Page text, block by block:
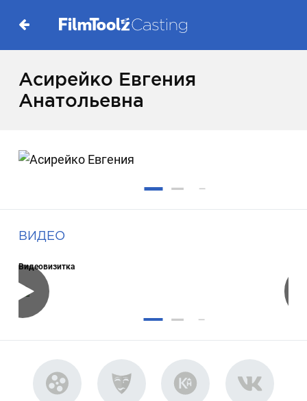
Асирейко Евгения
Анатольевна
ВИДЕО
Видеовизитка